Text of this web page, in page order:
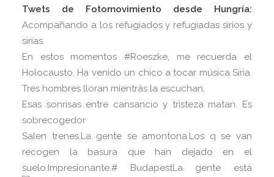
Twets de Fotomovimiento desde Hungría:
Acompañando a los refugiados y refugiadas sirios y
sirias.
En estos momentos ‪#‎Roeszke‬, me recuerda el
Holocausto. Ha venido un chico a tocar música Siria.
Tres hombres lloran mientrás la escuchan.
Esas sonrisas entre cansancio y tristeza matan. Es
sobrecogedor
Salen trenes.La gente se amontona.Los q se van
recogen la basura que han dejado en el
suelo.Impresionante.# BudapestLa gente está